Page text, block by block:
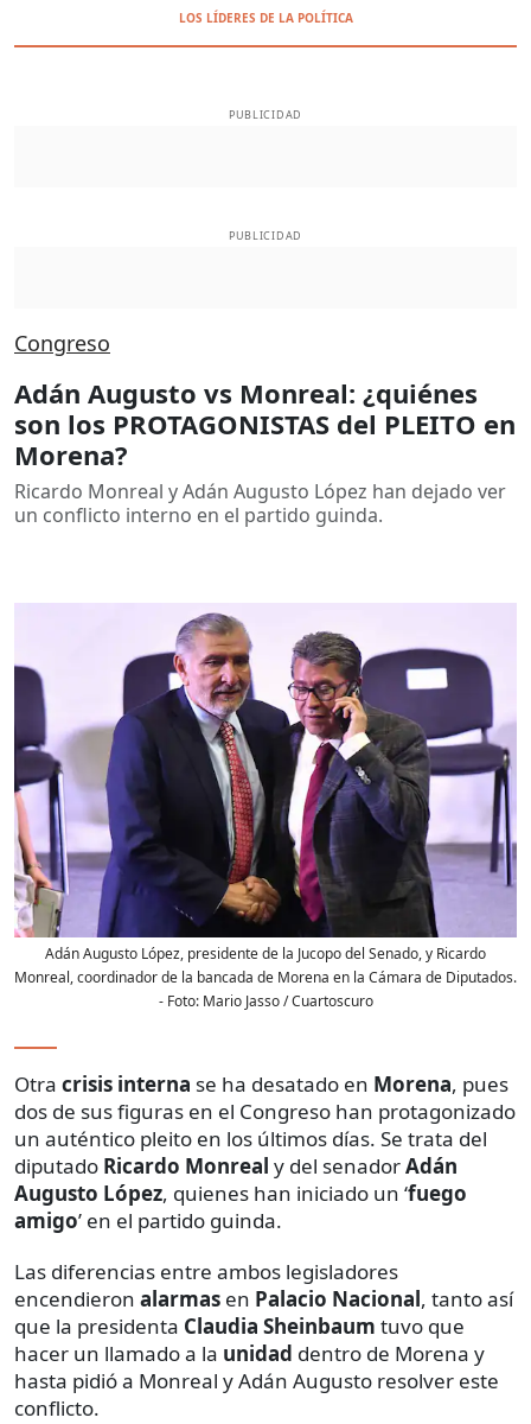
LOS LÍDERES DE LA POLÍTICA
PUBLICIDAD
PUBLICIDAD
Congreso
Adán Augusto vs Monreal: ¿quiénes
son los PROTAGONISTAS del PLEITO en
Morena?
Ricardo Monreal y Adán Augusto López han dejado ver
un conflicto interno en el partido guinda.
Adán Augusto López, presidente de la Jucopo del Senado, y Ricardo
Monreal, coordinador de la bancada de Morena en la Cámara de Diputados.
- Foto: Mario Jasso / Cuartoscuro
Otra crisis interna se ha desatado en Morena, pues
dos de sus figuras en el Congreso han protagonizado
un auténtico pleito en los últimos días. Se trata del
diputado Ricardo Monreal y del senadorAdán
Augusto López, quienes han iniciado un ‘fuego
amigo’ en el partido guinda.
Las diferencias entre ambos legisladores
encendieron alarmas en Palacio Nacional, tanto así
que la presidenta Claudia Sheinbaum tuvo que
hacer un llamado a la unidad dentro de Morena y
hasta pidió a Monreal y Adán Augusto resolver este
conflicto.